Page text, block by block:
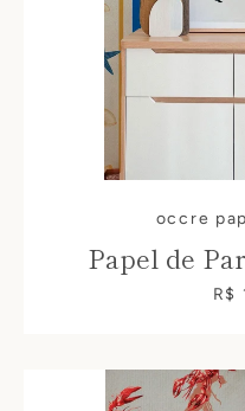
occre
Papel de
R$